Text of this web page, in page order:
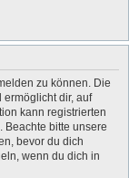
zu können. Die
dir, auf
kann registrierten
Beachte bitte unsere
bevor du dich
wenn du dich in